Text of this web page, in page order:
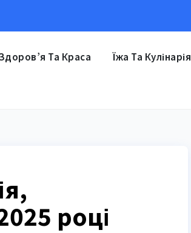
Та Краса Їжа Та Кулінарія
році